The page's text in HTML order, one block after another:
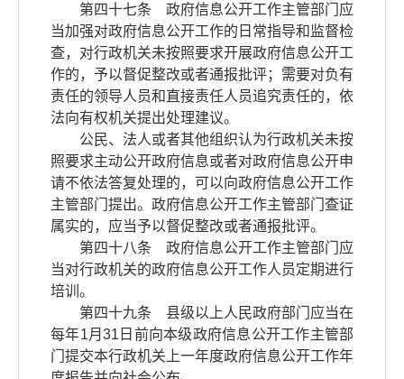
第四十七条 政府信息公开工作主管部门应
当加强对政府信息公开工作的日常指导和监督检
查，对行政机关未按照要求开展政府信息公开工
作的，予以督促整改或者通报批评；需要对负有
责任的领导人员和直接责任人员追究责任的，依
法向有权机关提出处理建议。
公民、法人或者其他组织认为行政机关未按
照要求主动公开政府信息或者对政府信息公开申
请不依法答复处理的，可以向政府信息公开工作
主管部门提出。政府信息公开工作主管部门查证
属实的，应当予以督促整改或者通报批评。
第四十八条 政府信息公开工作主管部门应
当对行政机关的政府信息公开工作人员定期进行
培训。
第四十九条 县级以上人民政府部门应当在
每年1月31日前向本级政府信息公开工作主管部
门提交本行政机关上一年度政府信息公开工作年